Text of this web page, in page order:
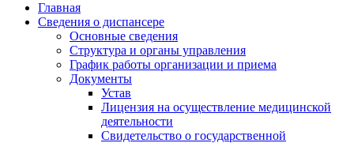
Главная
Сведения о диспансере
Основные сведения
Структура и органы управления
График работы организации и приема
Документы
Устав
Лицензия на осуществление медицинской
деятельности
Свидетельство о государственной